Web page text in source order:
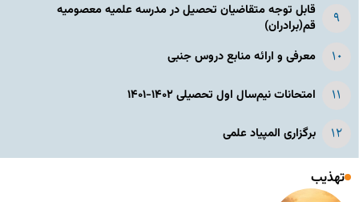
قابل توجه متقاضیان تحصیل در مدرسه علمیه معصومیه
قم(برادران)
معرفی و ارائه منابع دروس جنبی
امتحانات نیم‌سال اول تحصیلی ۱۴۰۲-۱۴۰۱
برگزاری المپیاد علمی
تهذیب